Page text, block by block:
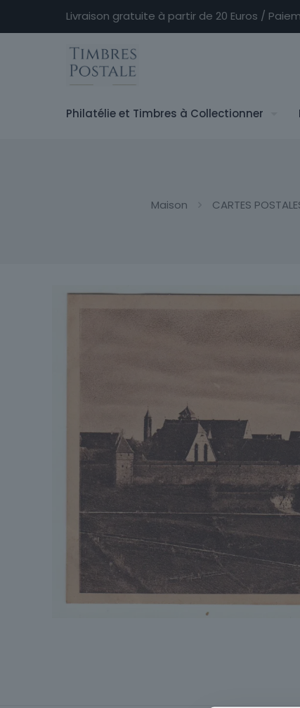
Livraison gratuite à partir de 20 Euros /
Philatélie et Timbres à Collectionner
Maison CARTES